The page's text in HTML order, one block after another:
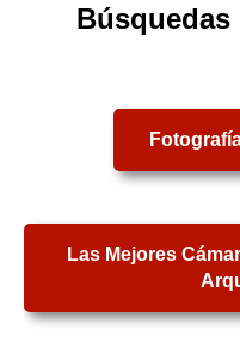
Búsquedas
Las Mejores